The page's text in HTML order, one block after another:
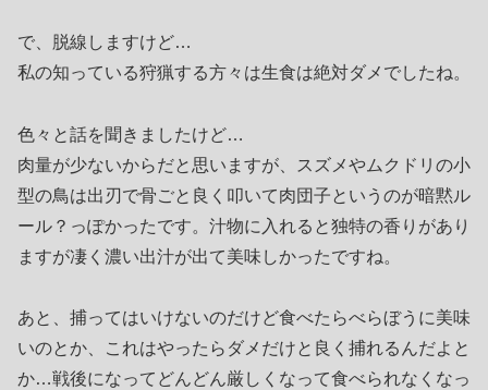
で、脱線しますけど…
私の知っている狩猟する方々は生食は絶対ダメでしたね。
色々と話を聞きましたけど…
肉量が少ないからだと思いますが、スズメやムクドリの小
型の鳥は出刃で骨ごと良く叩いて肉団子というのが暗黙ル
ール？っぽかったです。汁物に入れると独特の香りがあり
ますが凄く濃い出汁が出て美味しかったですね。
あと、捕ってはいけないのだけど食べたらべらぼうに美味
いのとか、これはやったらダメだけと良く捕れるんだよと
か…戦後になってどんどん厳しくなって食べられなくなっ